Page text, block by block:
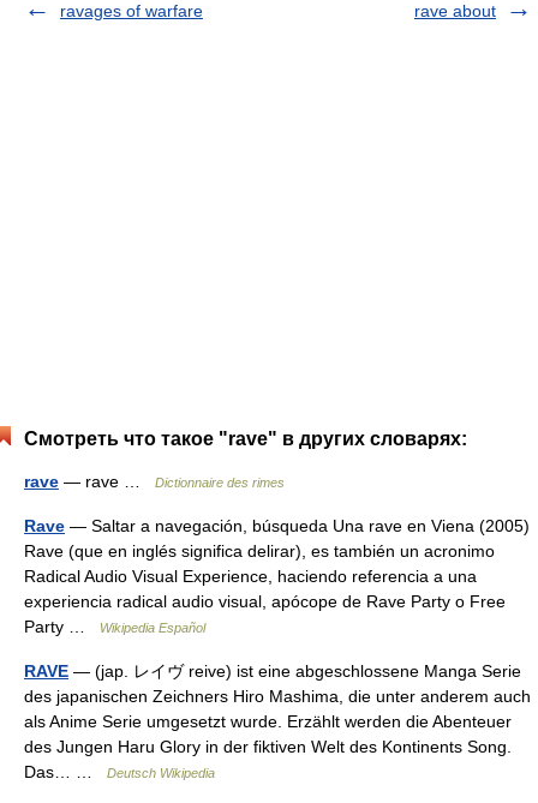
ravages of warfare
rave about
Смотреть что такое "rave" в других словарях:
rave — rave … Dictionnaire des rimes
Rave — Saltar a navegación, búsqueda Una rave en Viena (2005)
Rave (que en inglés significa delirar), es también un acronimo
Radical Audio Visual Experience, haciendo referencia a una
experiencia radical audio visual, apócope de Rave Party o Free
Party …
Wikipedia Español
RAVE — (jap. レイヴ reive) ist eine abgeschlossene Manga Serie
des japanischen Zeichners Hiro Mashima, die unter anderem auch
als Anime Serie umgesetzt wurde. Erzählt werden die Abenteuer
des Jungen Haru Glory in der fiktiven Welt des Kontinents Song.
Das… …
Deutsch Wikipedia